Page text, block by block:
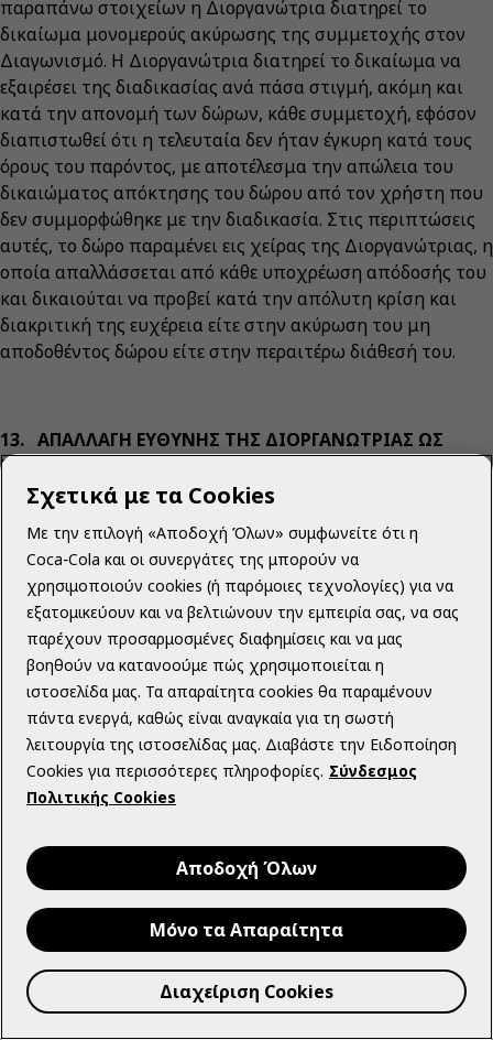
παραπάνω στοιχείων η Διοργανώτρια διατηρεί το
δικαίωμα μονομερούς ακύρωσης της συμμετοχής στον
Διαγωνισμό. Η Διοργανώτρια διατηρεί το δικαίωμα να
εξαιρέσει της διαδικασίας ανά πάσα στιγμή, ακόμη και
κατά την απονομή των δώρων, κάθε συμμετοχή, εφόσον
διαπιστωθεί ότι η τελευταία δεν ήταν έγκυρη κατά τους
όρους του παρόντος, με αποτέλεσμα την απώλεια του
δικαιώματος απόκτησης του δώρου από τον χρήστη που
δεν συμμορφώθηκε με την διαδικασία. Στις περιπτώσεις
αυτές, το δώρο παραμένει εις χείρας της Διοργανώτριας, η
οποία απαλλάσσεται από κάθε υποχρέωση απόδοσής του
και δικαιούται να προβεί κατά την απόλυτη κρίση και
διακριτική της ευχέρεια είτε στην ακύρωση του μη
αποδοθέντος δώρου είτε στην περαιτέρω διάθεσή του.
13. ΑΠΑΛΛΑΓΗ ΕΥΘΥΝΗΣ ΤΗΣ ΔΙΟΡΓΑΝΩΤΡΙΑΣ ΩΣ
ΠΡΟΣ ΤΑ ΔΙΑΤΙΘΕΜΕΝΑ ΔΩΡΑ:
13.1 Κάθε δώρο που διατίθεται στους νικητές του
Διαγωνισμού ανταποκρίνεται σε ορισμένο προϊόν ή
υπηρεσία και αποδίδεται μόνον στον ταυτοποιημένο
νικητή του, καθίσταται ανεπίδεκτο μεταβιβάσεως και μη
ανταλλάξιμο με χρηματικό αντίτιμοενώ δεν μπορεί να
ζητηθεί η αντικατάστασή του με άλλα προϊόντα ή
υπηρεσίες.
13.2. Για την εξυπηρέτηση των χρηστών, η Διοργανώτρια
παραθέτει στο πλαίσιο του Διαγωνισμού επί της
Πλατφόρμας περιγραφή των διατιθέμενων ως δώρων
προϊόντων και υπηρεσιών.Παρόλα αυτά, και κατά την
περιγραφές των δώρων ως προς τα χαρακτηριστικά τους
ανταποκρίνονται 100% στην πραγματική τους
κατάσταση. Η Διοργανώτρια καταβάλλει κάθε δυνατή
προσπάθεια με στόχο την πληρέστερη και αξιόπιστη
ενημέρωση των χρηστών αναφορικά με την κατάσταση
των διατιθέμενων δώρων.
13.3. Για την διάθεση των δώρων δεν εφαρμόζονται οι
Σχετικά με τα Cookies
Με την επιλογή «Αποδοχή Όλων» συμφωνείτε ότι η
Coca‑Cola και οι συνεργάτες της μπορούν να
χρησιμοποιούν cookies (ή παρόμοιες τεχνολογίες) για να
εξατομικεύουν και να βελτιώνουν την εμπειρία σας, να σας
παρέχουν προσαρμοσμένες διαφημίσεις και να μας
βοηθούν να κατανοούμε πώς χρησιμοποιείται η
ιστοσελίδα μας. Τα απαραίτητα cookies θα παραμένουν
πάντα ενεργά, καθώς είναι αναγκαία για τη σωστή
λειτουργία της ιστοσελίδας μας. Διαβάστε την Ειδοποίηση
Cookies για περισσότερες πληροφορίες. Σύνδεσμος
Πολιτικής Cookies
Αποδοχή Όλων
Μόνο τα Απαραίτητα
Διαχείριση Cookies